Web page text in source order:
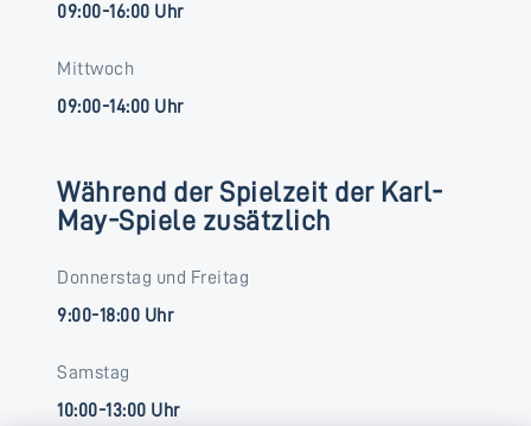
09:00-16:00 Uhr
Mittwoch
09:00-14:00 Uhr
Während der Spielzeit der Karl-
May-Spiele zusätzlich
Donnerstag und Freitag
9:00-18:00 Uhr
Samstag
10:00-13:00 Uhr